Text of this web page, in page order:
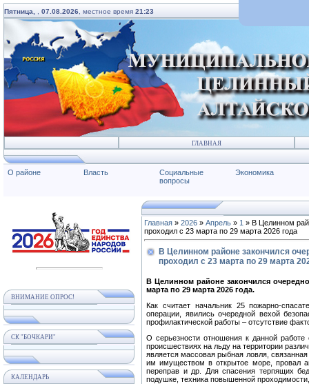
Пятница, 07.08.2026 , местное время 21:23
ГЛАВНАЯ
О районе Власть
Социальные
вопросы
Экономика
ВНИМАНИЕ ОПРОС!
СК "БОЧКАРИ"
КАЛЕНДАРЬ
Главная » 2026 » Апрель » 1 » В Целинном
проходил с 23 марта по 29 марта 2026 года
В Целинном районе закончился
проходил с 23 марта по 29 марта
В Целинном районе закончился
марта по 29 марта 2026 года.
Как считает начальник 25 пожарно-
операции, явились очередной вехой
профилактической работы – отсутствие
О серьезности отношения к данной
происшествиях на льду на территории
является массовая рыбная ловля,
им имуществом в открытое море, провал
переправ и др. Для спасения терпящих
подушке, техника повышенной